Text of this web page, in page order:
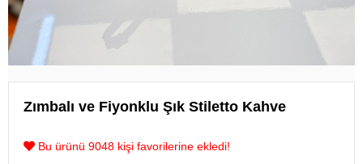
Zımbalı ve Fiyonklu Şık Stiletto Kahve
Bu ürünü 9048 kişi favorilerine ekledi!